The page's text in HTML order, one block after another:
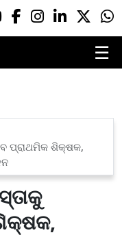
☰
ପ୍ରାଥମିକ ଶିକ୍ଷକ,